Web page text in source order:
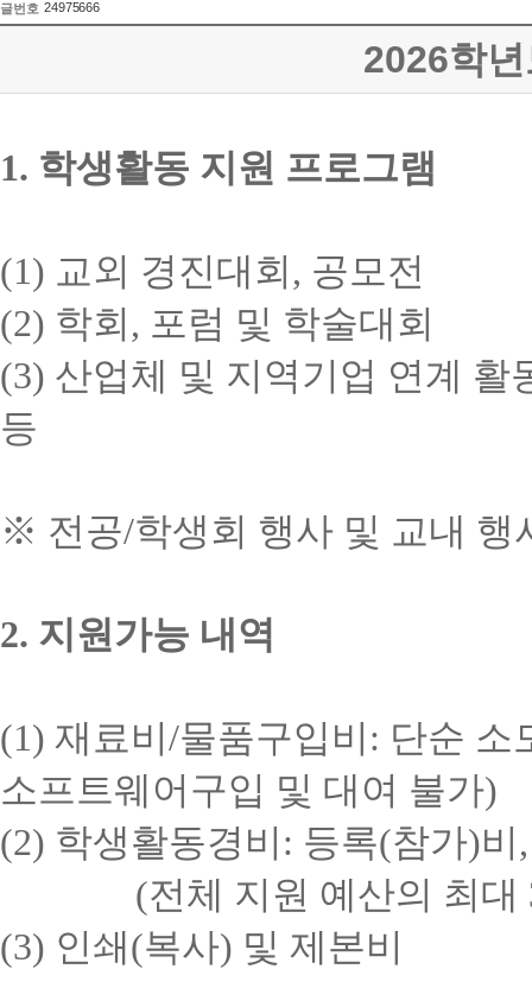
글번호 24975666
2026학
1. 학생활동 지원 프로그램
(1) 교외 경진대회 , 공모전
(2) 학회 , 포럼 및 학술대회
(3) 산업체 및 지역기업 연계 활
등
※ 전공/학생회 행사 및 교내
2. 지원가능 내역
(1) 재료비 /물품구입비 : 단순 소
소프트웨어구입 및 대여 불가)
(2) 학생활동경비 : 등록(참가)비
(전체 지원 예산의 최대
(3) 인쇄 (복사) 및 제본비